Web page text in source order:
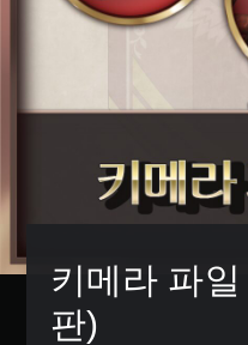
키메라 파
판)